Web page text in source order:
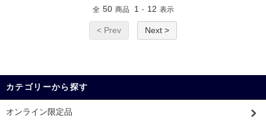
全 50 商品 1 - 12 表示
< Prev Next >
カテゴリーから探す
オンライン限定品